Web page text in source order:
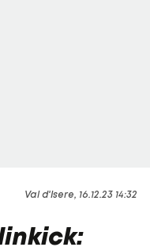
Val d'Isere, 16.12.23 14:32